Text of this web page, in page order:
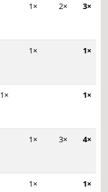
1× 2× 3×
1× 1×
1× 1×
1× 3× 4×
1× 1×